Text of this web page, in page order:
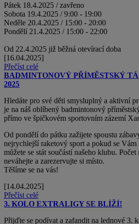
Pátek 18.4.2025 / zavřeno
Sobota 19.4.2025 / 9:00 - 19:00
Neděle 20.4.2025 / 15:00 - 20:00
Pondělí 21.4.2025 / 15:00 - 22:00
Od 22.4.2025 již běžná otevírací doba
[16.04.2025]
Přečíst celé
BADMINTONOVÝ PŘÍMĚSTSKÝ
2025
Hledáte pro své děti smysluplný a aktivní
je na náš oblíbený badmintonový
přímo ve špičkovém sportovním zázemí
Od pondělí do pátku zažijete spoustu
nejrychlejší raketový sport a pokud se
můžete se stát součástí našeho klubu.
neváhejte a zarezervujte si místo.
Těšíme se na vás!
[14.04.2025]
Přečíst celé
3. KOLO EXTRALIGY SE BLÍŽÍ!
Přijďte se podívat a zafandit na lednové 3.